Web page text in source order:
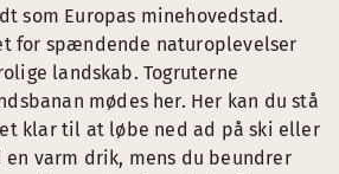
som Europas minehovedstad.
for spændende naturoplevelser
landskab. Togruterne
mødes her. Her kan du stå
klar til at løbe ned ad på ski eller
varm drik, mens du beundrer